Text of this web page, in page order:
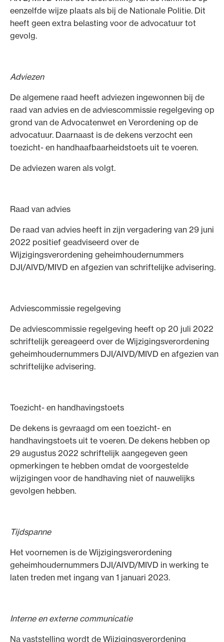
eenzelfde wijze plaats als bij de Nationale Politie. Dit
heeft geen extra belasting voor de advocatuur tot
gevolg.
Adviezen
De algemene raad heeft adviezen ingewonnen bij de
raad van advies en de adviescommissie regelgeving op
grond van de Advocatenwet en Verordening op de
advocatuur. Daarnaast is de dekens verzocht een
toezicht- en handhaafbaarheidstoets uit te voeren.
De adviezen waren als volgt.
Raad van advies
De raad van advies heeft in zijn vergadering van 29 juni
2022 positief geadviseerd over de
Wijzigingsverordening geheimhoudernummers
DJI/AIVD/MIVD en afgezien van schriftelijke advisering.
Adviescommissie regelgeving
De adviescommissie regelgeving heeft op 20 juli 2022
schriftelijk gereageerd over de Wijzigingsverordening
geheimhoudernummers DJI/AIVD/MIVD en afgezien van
schriftelijke advisering.
Toezicht- en handhavingstoets
De dekens is gevraagd om een toezicht- en
handhavingstoets uit te voeren. De dekens hebben op
29 augustus 2022 schriftelijk aangegeven geen
opmerkingen te hebben omdat de voorgestelde
wijzigingen voor de handhaving niet of nauwelijks
gevolgen hebben.
Tijdspanne
Het voornemen is de Wijzigingsverordening
geheimhoudernummers DJI/AIVD/MIVD in werking te
laten treden met ingang van 1 januari 2023.
Interne en externe communicatie
Na vaststelling wordt de Wijzigingsverordening